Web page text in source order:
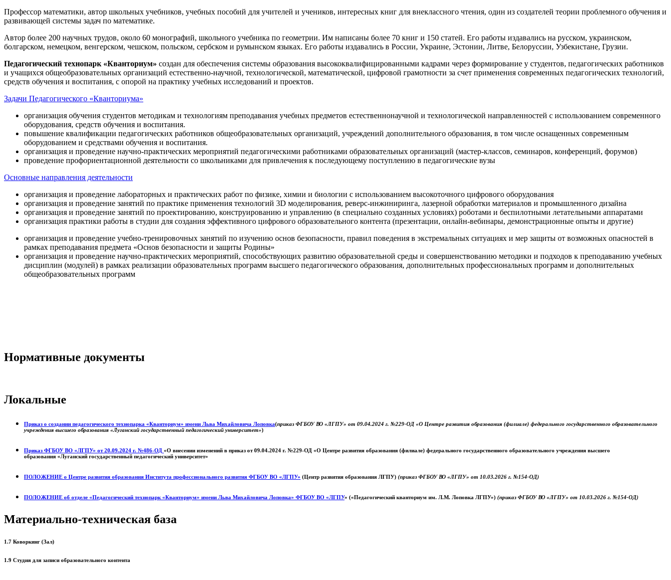
Профессор математики, автор школьных учебников, учебных пособий для учителей и учеников, интересных книг для внеклассного чтения, один из создателей теории проблемного обучения и
развивающей системы задач по математике.
Автор более 200 научных трудов, около 60 монографий, школьного учебника по геометрии. Им написаны более 70 книг и 150 статей. Его работы издавались на русском, украинском,
болгарском, немецком, венгерском, чешском, польском, сербском и румынском языках. Его работы издавались в России, Украине, Эстонии, Литве, Белоруссии, Узбекистане, Грузии.
Педагогический технопарк «Кванториум» создан для обеспечения системы образования высококвалифицированными кадрами через формирование у студентов, педагогических работников
и учащихся общеобразовательных организаций естественно-научной, технологической, математической, цифровой грамотности за счет применения современных педагогических технологий,
средств обучения и воспитания, с опорой на практику учебных исследований и проектов.
Задачи Педагогического «Кванториума»
организация обучения студентов методикам и технологиям преподавания учебных предметов естественнонаучной и технологической направленностей с использованием современного
оборудования, средств обучения и воспитания.
повышение квалификации педагогических работников общеобразовательных организаций, учреждений дополнительного образования, в том числе оснащенных современным
оборудованием и средствами обучения и воспитания.
организация и проведение научно-практических мероприятий педагогическими работниками образовательных организаций (мастер-классов, семинаров, конференций, форумов)
проведение профориентационной деятельности со школьниками для привлечения к последующему поступлению в педагогические вузы
Основные направления деятельности
организация и проведение лабораторных и практических работ по физике, химии и биологии с использованием высокоточного цифрового оборудования
организация и проведение занятий по практике применения технологий 3D моделирования, реверс-инжиниринга, лазерной обработки материалов и промышленного дизайна
организация и проведение занятий по проектированию, конструированию и управлению (в специально созданных условиях) роботами и беспилотными летательными аппаратами
организация практики работы в студии для создания эффективного цифрового образовательного контента (презентации, онлайн-вебинары, демонстрационные опыты и другие)
организация и проведение учебно-тренировочных занятий по изучению основ безопасности, правил поведения в экстремальных ситуациях и мер защиты от возможных опасностей в
рамках преподавания предмета «Основ безопасности и защиты Родины»
организация и проведение научно-практических мероприятий, способствующих развитию образовательной среды и совершенствованию методики и подходов к преподаванию учебных
дисциплин (модулей) в рамках реализации образовательных программ высшего педагогического образования, дополнительных профессиональных программ и дополнительных
общеобразовательных программ
Нормативные документы
Локальные
Приказ о создании педагогического технопарка «Кванториум» имени Льва Михайловича Лоповка(приказ ФГБОУ ВО «ЛГПУ» от 09.04.2024 г. №229-ОД «О Центре развития образования (филиале) федерального государственного образовательного
учреждения высшего образования «Луганский государственный педагогический университет»)
Приказ ФГБОУ ВО «ЛГПУ» от 20.09.2024 г. №486-ОД «О внесении изменений в приказ от 09.04.2024 г. №229-ОД «О Центре развития образования (филиале) федерального государственного образовательного учреждения высшего
образования «Луганский государственный педагогический университет»
ПОЛОЖЕНИЕ о Центре развития образования Института профессионального развития ФГБОУ ВО «ЛГПУ» (Центр развития образования ЛГПУ) (приказ ФГБОУ ВО «ЛГПУ» от 10.03.2026 г. №154-ОД)
ПОЛОЖЕНИЕ об отделе «Педагогический технопарк «Кванториум» имени Льва Михайловича Лоповка» ФГБОУ ВО «ЛГПУ» («Педагогический кванториум им. Л.М. Лоповка ЛГПУ») (приказ ФГБОУ ВО «ЛГПУ» от 10.03.2026 г. №154-ОД)
Материально-техническая база
1.7 Коворкинг (Зал)
1.9 Студия для записи образовательного контента